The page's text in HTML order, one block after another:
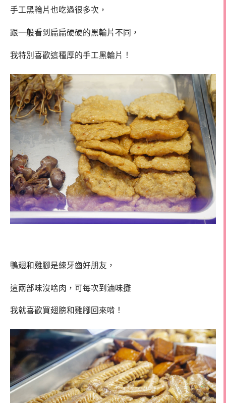
手工黑輪片也吃過很多次，
跟一般看到扁扁硬硬的黑輪片不同，
我特別喜歡這種厚的手工黑輪片！
鴨翅和雞腳是練牙齒好朋友，
這兩部味沒啥肉，可每次到滷味攤
我就喜歡買翅膀和雞腳回來啃！